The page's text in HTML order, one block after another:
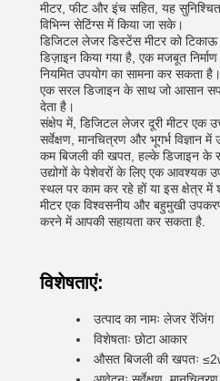
मीटर, फीट और इंच सहित, यह
विभिन्न सेटिंग्स में किया जा सके।
डिजिटल लेजर डिस्टेंस मीटर को
डिज़ाइन किया गया है, एक मजबूत
नियमित उपयोग का सामना कर सकता
एक सरल डिजाइन के साथ जो आसान
देता है।
संक्षेप में, डिजिटल लेजर दूरी मीटर एक
सर्वेक्षण, मानचित्रण और भूगर्भ विज्ञान
कम बिजली की खपत, हल्के डिजाइन के
उद्योगों के पेशेवरों के लिए एक आवश्यक
स्थल पर काम कर रहे हों या इस क्षेत्र में
मीटर एक विश्वसनीय और बहुमुखी
करने में आपकी सहायता कर सकता है.
विशेषताएं:
उत्पाद का नामः लेजर रेंजिंग
विशेषताः छोटा आकार
औसत बिजली की खपतः